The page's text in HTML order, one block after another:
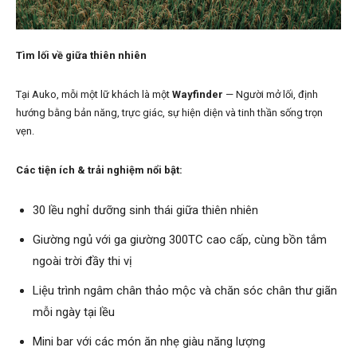
Tìm lối về giữa thiên nhiên
Tại Auko, mỗi một lữ khách là một Wayfinder — Người mở lối, định
hướng bằng bản năng, trực giác, sự hiện diện và tinh thần sống trọn
vẹn.
Các tiện ích & trải nghiệm nổi bật:
30 lều nghỉ dưỡng sinh thái giữa thiên nhiên
Giường ngủ với ga giường 300TC cao cấp, cùng bồn tắm
ngoài trời đầy thi vị
Liệu trình ngâm chân thảo mộc và chăn sóc chân thư giãn
mỗi ngày tại lều
Mini bar với các món ăn nhẹ giàu năng lượng